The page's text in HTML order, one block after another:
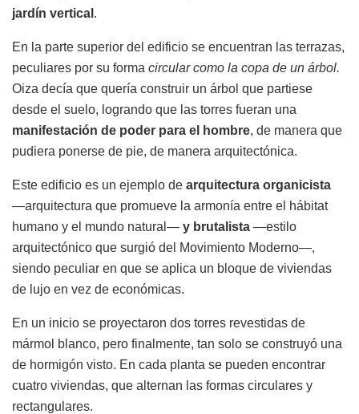
jardín vertical .
En la parte superior del edificio se encuentran las terrazas,
peculiares por su forma circular como la copa de un árbol.
Oiza decía que quería construir un árbol que partiese
desde el suelo, logrando que las torres fueran una
manifestación de poder para el hombre, de manera que
pudiera ponerse de pie, de manera arquitectónica.
Este edificio es un ejemplo de arquitectura organicista
—arquitectura que promueve la armonía entre el hábitat
humano y el mundo natural— y brutalista —estilo
arquitectónico que surgió del Movimiento Moderno—,
siendo peculiar en que se aplica un bloque de viviendas
de lujo en vez de económicas.
En un inicio se proyectaron dos torres revestidas de
mármol blanco, pero finalmente, tan solo se construyó una
de hormigón visto. En cada planta se pueden encontrar
cuatro viviendas, que alternan las formas circulares y
rectangulares.